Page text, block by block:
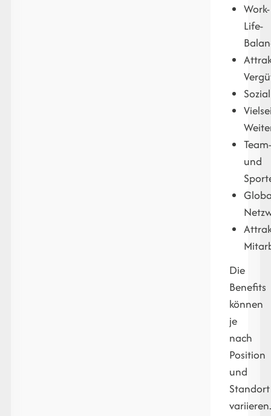
Work-
Life-
und
Die
Benefits
können
je
nach
Position
und
Standort